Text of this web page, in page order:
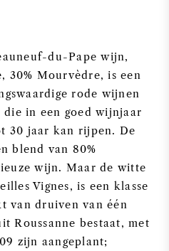
du-Pape wijn,
30% Mourvèdre, is een
rode wijnen
in een goed wijnjaar
30 jaar kan rijpen. De
blend van 80%
wijn. Maar de witte
Vignes, is een klasse
van druiven van één
Roussanne bestaat, met
zijn aangeplant;